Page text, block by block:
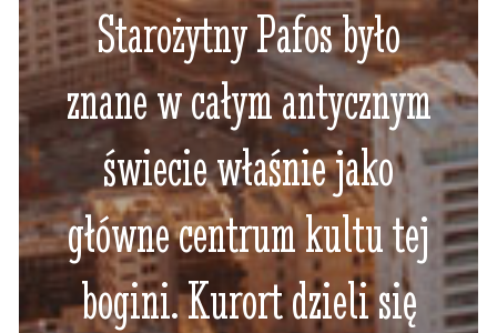
Starożytny Pafos było
znane w całym antycznym
świecie właśnie jako
główne centrum kultu tej
bogini. Kurort dzieli się